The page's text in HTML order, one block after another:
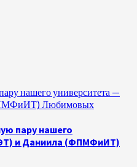
нашего университета —
Любимовых
пару нашего
и Даниила (ФПМФиИТ)